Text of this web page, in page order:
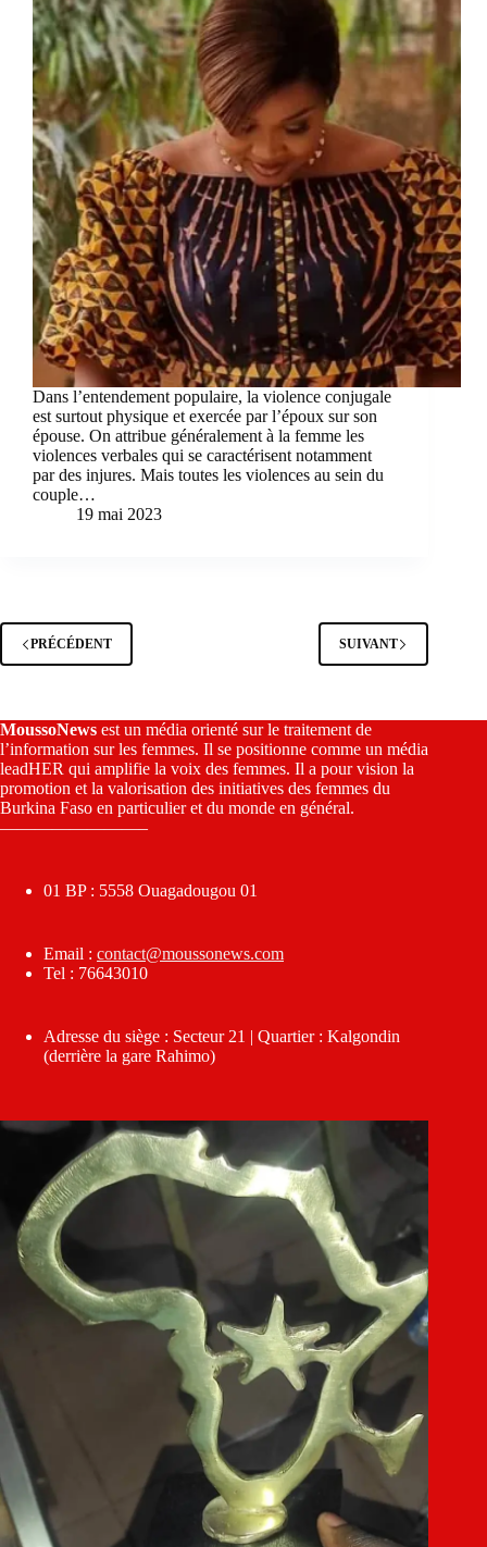
Dans l’entendement populaire, la violence conjugale
est surtout physique et exercée par l’époux sur son
épouse. On attribue généralement à la femme les
violences verbales qui se caractérisent notamment
par des injures. Mais toutes les violences au sein du
couple…
19 mai 2023
PRÉCÉDENT SUIVANT
MoussoNews est un média orienté sur le traitement de
l’information sur les femmes. Il se positionne comme un média
leadHER qui amplifie la voix des femmes. Il a pour vision la
promotion et la valorisation des initiatives des femmes du
Burkina Faso en particulier et du monde en général.
————————–
01 BP : 5558 Ouagadougou 01
Email : contact@moussonews.com
Tel : 76643010
Adresse du siège : Secteur 21 | Quartier : Kalgondin
(derrière la gare Rahimo)